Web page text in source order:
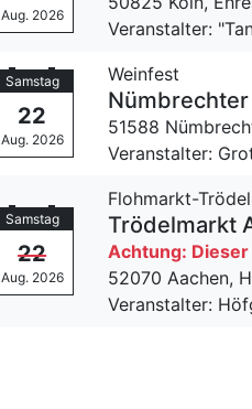
Aug. 2026
Veranstalter:
Samstag
22
Aug. 2026
Weinfest
51588
Veranstalter:
Samstag
22
Aug. 2026
Flohmarkt-
Trödelmarkt
Achtung:
52070 Aachen,
Veranstalter: